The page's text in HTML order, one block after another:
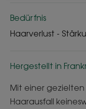
Bedürfnis
Haarverlust -
Hergestellt in
Mit einer
Haarausfall